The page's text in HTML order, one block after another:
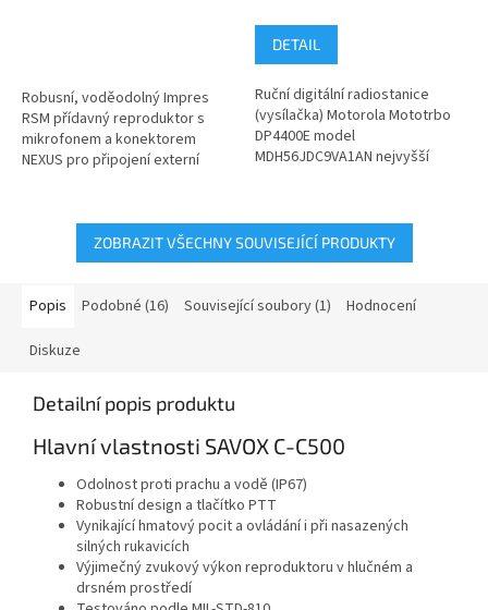
Robusní, voděodolný Impres
RSM přídavný reproduktor s
mikrofonem a konektorem
NEXUS pro připojení externí
DETAIL
Ruční digitální radiostanice
(vysílačka) Motorola Mototrbo
DP4400E model
MDH56JDC9VA1AN nejvyšší
ZOBRAZIT VŠECHNY SOUVISEJÍCÍ PRODUKTY
Popis Podobné (16) Související soubory (1) Hodnocení
Diskuze
Detailní popis produktu
Hlavní vlastnosti SAVOX C-C500
Odolnost proti prachu a vodě (IP67)
Robustní design a tlačítko PTT
Vynikající hmatový pocit a ovládání i při nasazených
silných rukavicích
Výjimečný zvukový výkon reproduktoru v hlučném a
drsném prostředí